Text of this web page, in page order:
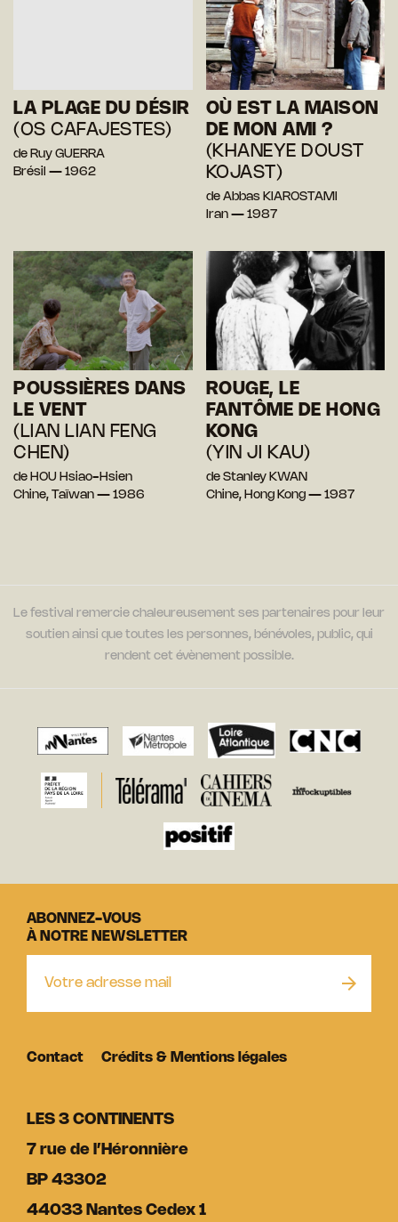
LA PLAGE DU DÉSIR
(OS CAFAJESTES)
de Ruy GUERRA
Brésil — 1962
OÙ EST LA MAISON
DE MON AMI ?
(KHANEYE DOUST
KOJAST)
de Abbas KIAROSTAMI
Iran — 1987
POUSSIÈRES DANS
LE VENT
(LIAN LIAN FENG
CHEN)
de HOU Hsiao-Hsien
Chine, Taïwan — 1986
ROUGE, LE
FANTÔME DE HONG
KONG
(YIN JI KAU)
de Stanley KWAN
Chine, Hong Kong — 1987
Le festival remercie chaleureusement ses partenaires pour leur
soutien ainsi que toutes les personnes, bénévoles, public, qui
rendent cet évènement possible.
LES 3 CONTINENTS
7 rue de l’Héronnière
BP 43302
44033 Nantes Cedex 1
ABONNEZ-VOUS
À NOTRE NEWSLETTER
Contact Crédits & Mentions légales